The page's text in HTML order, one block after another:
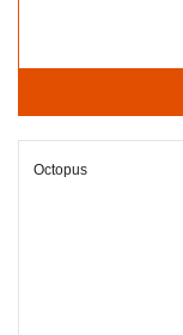
Octopus